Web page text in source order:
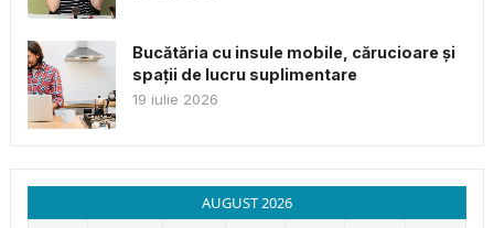
Bucătăria cu insule mobile, cărucioare și
spații de lucru suplimentare
19 iulie 2026
AUGUST 2026